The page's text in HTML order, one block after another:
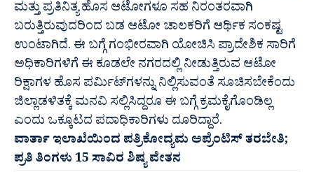
ಮತ್ತು ಪ್ರತಿನಿತ್ಯ ಹೊಸ ಆಟೋಗಳೂ ಸಹ ನಿರಂತರವಾಗಿ
ಬರುತ್ತಿರುವುದರಿಂದ ಬಡ ಆಟೋ ಚಾಲಕರಿಗೆ ಆರ್ಥಿಕ ಸಂಕಷ್ಟ
ಉಂಟಾಗಿದೆ. ಈ ಬಗ್ಗೆ ಗಂಭೀರವಾಗಿ ಯೋಚಿಸಿ ಪ್ರಾದೇಶಿಕ ಸಾರಿಗೆ
ಅಧಿಕಾರಿಗಳಿಗೆ ಈ ಕೂಡಲೇ ನಗರದಲ್ಲಿ ನೀಡುತ್ತಿರುವ ಆಟೋ
ರಿಕ್ಷಾಗಳ ಹೊಸ ಪರ್ಮಿಟ್‍ಗಳನ್ನು ನಿಲ್ಲಿಸುವಂತೆ ಸೂಚಿಸಬೇಕೆಂದು
ಜಿಲ್ಲಾಡಳಿತಕ್ಕೆ ಮನವಿ ಸಲ್ಲಿಸಿದ್ದರೂ ಈ ಬಗ್ಗೆ ಕ್ರಮಕೈಗೊಂಡಿಲ್ಲ
ಎಂದು ಒಕ್ಕೂಟದ ಪದಾಧಿಕಾರಿಗಳು ದೂರಿದ್ದಾರೆ.
ವಾರ್ತಾ ಇಲಾಖೆಯಿಂದ ಪತ್ರಿಕೋದ್ಯಮ ಅಪ್ರೆಂಟಿಸ್ ತರಬೇತಿ;
ಪ್ರತಿ ತಿಂಗಳು 15‌ ಸಾವಿರ ಶಿಷ್ಯ ವೇತನ